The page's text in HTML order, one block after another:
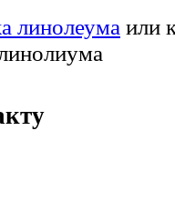
линолеума или